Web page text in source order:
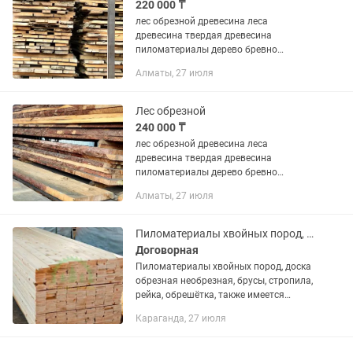
220 000 ₸
лес обрезной древесина леса
древесина твердая древесина
пиломатериалы дерево бревно
брус склад лесоматериалов Сухой лес
Алматы, 27 июля
Лес обрезной
240 000 ₸
лес обрезной древесина леса
древесина твердая древесина
пиломатериалы дерево бревно
брус склад лесоматериалов Сухой лес
Алматы, 27 июля
Пиломатериалы хвойных пород, доска обрезная необрезная, брусы стропила
Договорная
Пиломатериалы хвойных пород, доска
обрезная необрезная, брусы, стропила,
рейка, обрешётка, также имеется
спутникам...
Караганда, 27 июля